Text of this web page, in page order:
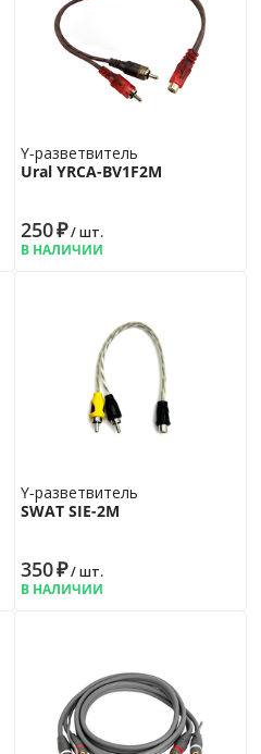
Y-разветвитель
Ural YRCA-BV1F2M
250₽/ шт.
В НАЛИЧИИ
Y-разветвитель
SWAT SIE-2M
350₽/ шт.
В НАЛИЧИИ